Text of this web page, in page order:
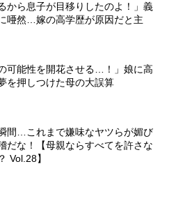
から息子が目移りしたのよ！」義
唖然…嫁の高学歴が原因だと主
可能性を開花させる…！」娘に高
を押しつけた母の大誤算
間…これまで嫌味なヤツらが媚び
だな！【母親ならすべてを許さな
Vol.28】